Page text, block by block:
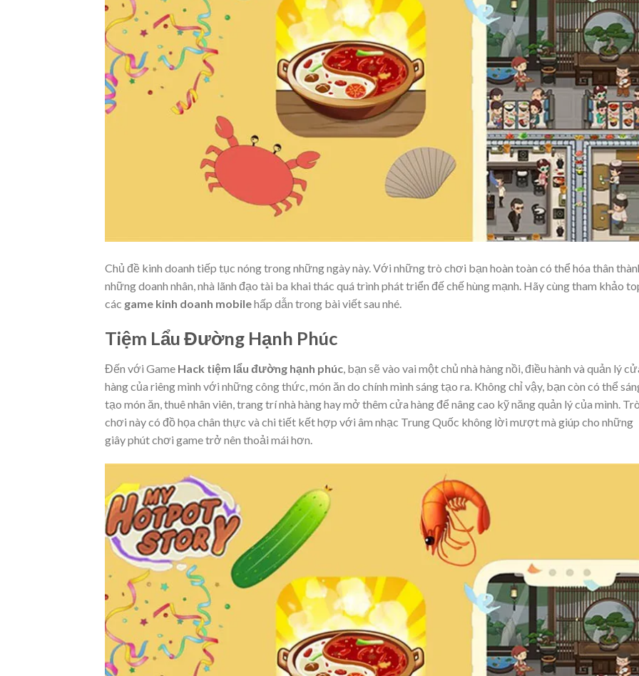
Chủ đề kinh doanh tiếp tục nóng trong những ngày này. Với những trò chơi bạn hoàn toàn có thể hóa thân
những doanh nhân, nhà lãnh đạo tài ba khai thác quá trình phát triển đế chế hùng mạnh. Hãy cùng tham khảo
các game kinh doanh mobilehấp dẫn trong bài viết sau nhé.
Tiệm Lẩu Đường Hạnh Phúc
Đến với Game Hack tiệm lẩu đường hạnh phúc, bạn sẽ vào vai một chủ nhà hàng nồi, điều hành và quản lý
hàng của riêng mình với những công thức, món ăn do chính mình sáng tạo ra. Không chỉ vậy, bạn còn có thể
tạo món ăn, thuê nhân viên, trang trí nhà hàng hay mở thêm cửa hàng để nâng cao kỹ năng quản lý của mình.
chơi này có đồ họa chân thực và chi tiết kết hợp với âm nhạc Trung Quốc không lời mượt mà giúp cho những
giây phút chơi game trở nên thoải mái hơn.